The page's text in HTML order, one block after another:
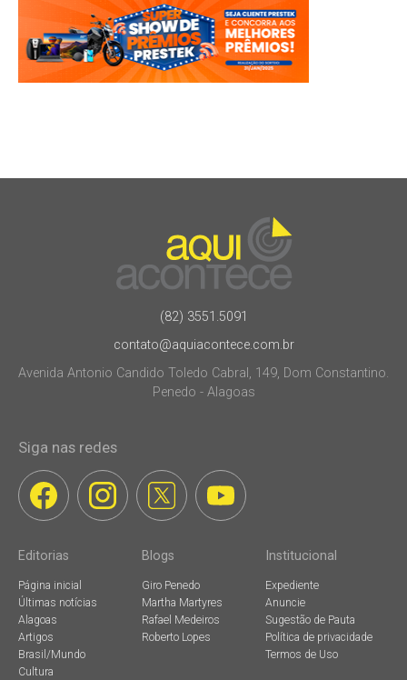
(82) 3551.5091
contato@aquiacontece.com.br
Avenida Antonio Candido Toledo Cabral, 149, Dom Constantino.
Penedo - Alagoas
Siga nas redes
Editorias
Página inicial
Últimas notícias
Alagoas
Artigos
Brasil/Mundo
Cultura
Blogs
Giro Penedo
Martha Martyres
Rafael Medeiros
Roberto Lopes
Institucional
Expediente
Anuncie
Sugestão de Pauta
Política de privacidade
Termos de Uso